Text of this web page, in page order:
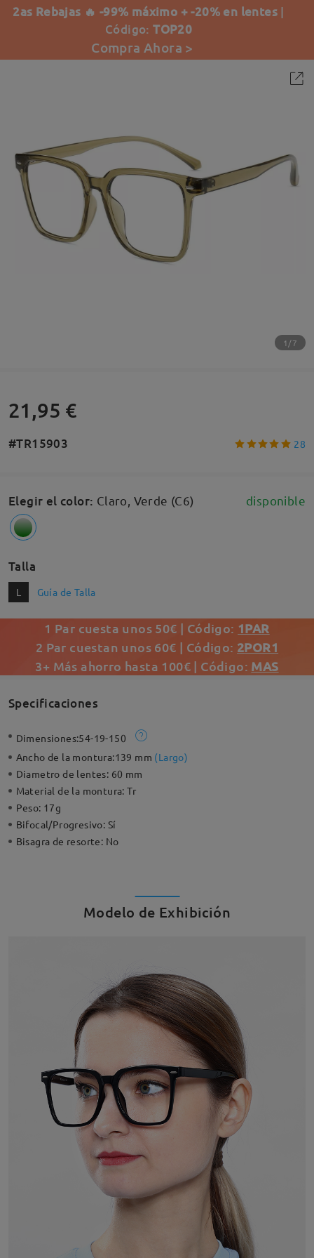
2as Rebajas 🔥 -99% máximo + -20% en lentes |
Código:TOP20
Compra Ahora >
1/7
21,95 €
#TR15903 28
Elegir el color: Claro, Verde (C6) disponible
Talla
L Guía de Talla
1 Par cuesta unos 50€ | Código: 1PAR
2 Par cuestan unos 60€ | Código: 2POR1
3+ Más ahorro hasta 100€ | Código: MAS
Specificaciones
Dimensiones:54-19-150
Ancho de la montura:139 mm (Largo)
Diametro de lentes: 60 mm
Material de la montura:Tr
Peso: 17g
Bifocal/Progresivo: Sí
Bisagra de resorte: No
Modelo de Exhibición